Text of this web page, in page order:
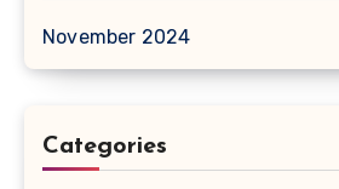
November 2024
Categories